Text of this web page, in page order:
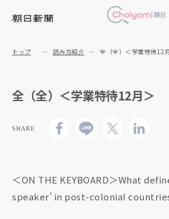
トップ 読み方紹介 全（全）＜学業特待12
全（全）＜学業特待12月＞
SHARE
＜ON THE KEYBOARD＞What
speaker’ in post-colonial countries